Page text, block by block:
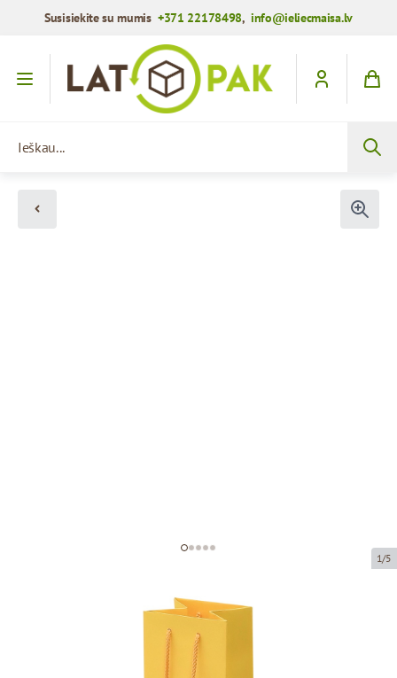
Susisiekite su mumis+371 22178498, info@ieliecmaisa.lv
1/5
Geltoni popieriniai maišeliai su
medžiaginėmis rankenomis